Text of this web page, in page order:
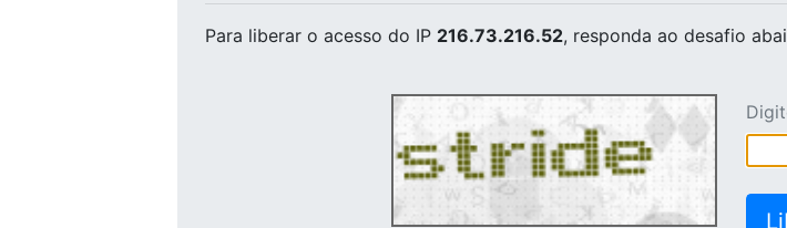
Para liberar o acesso do IP 216.73.216.52, responda ao desafio